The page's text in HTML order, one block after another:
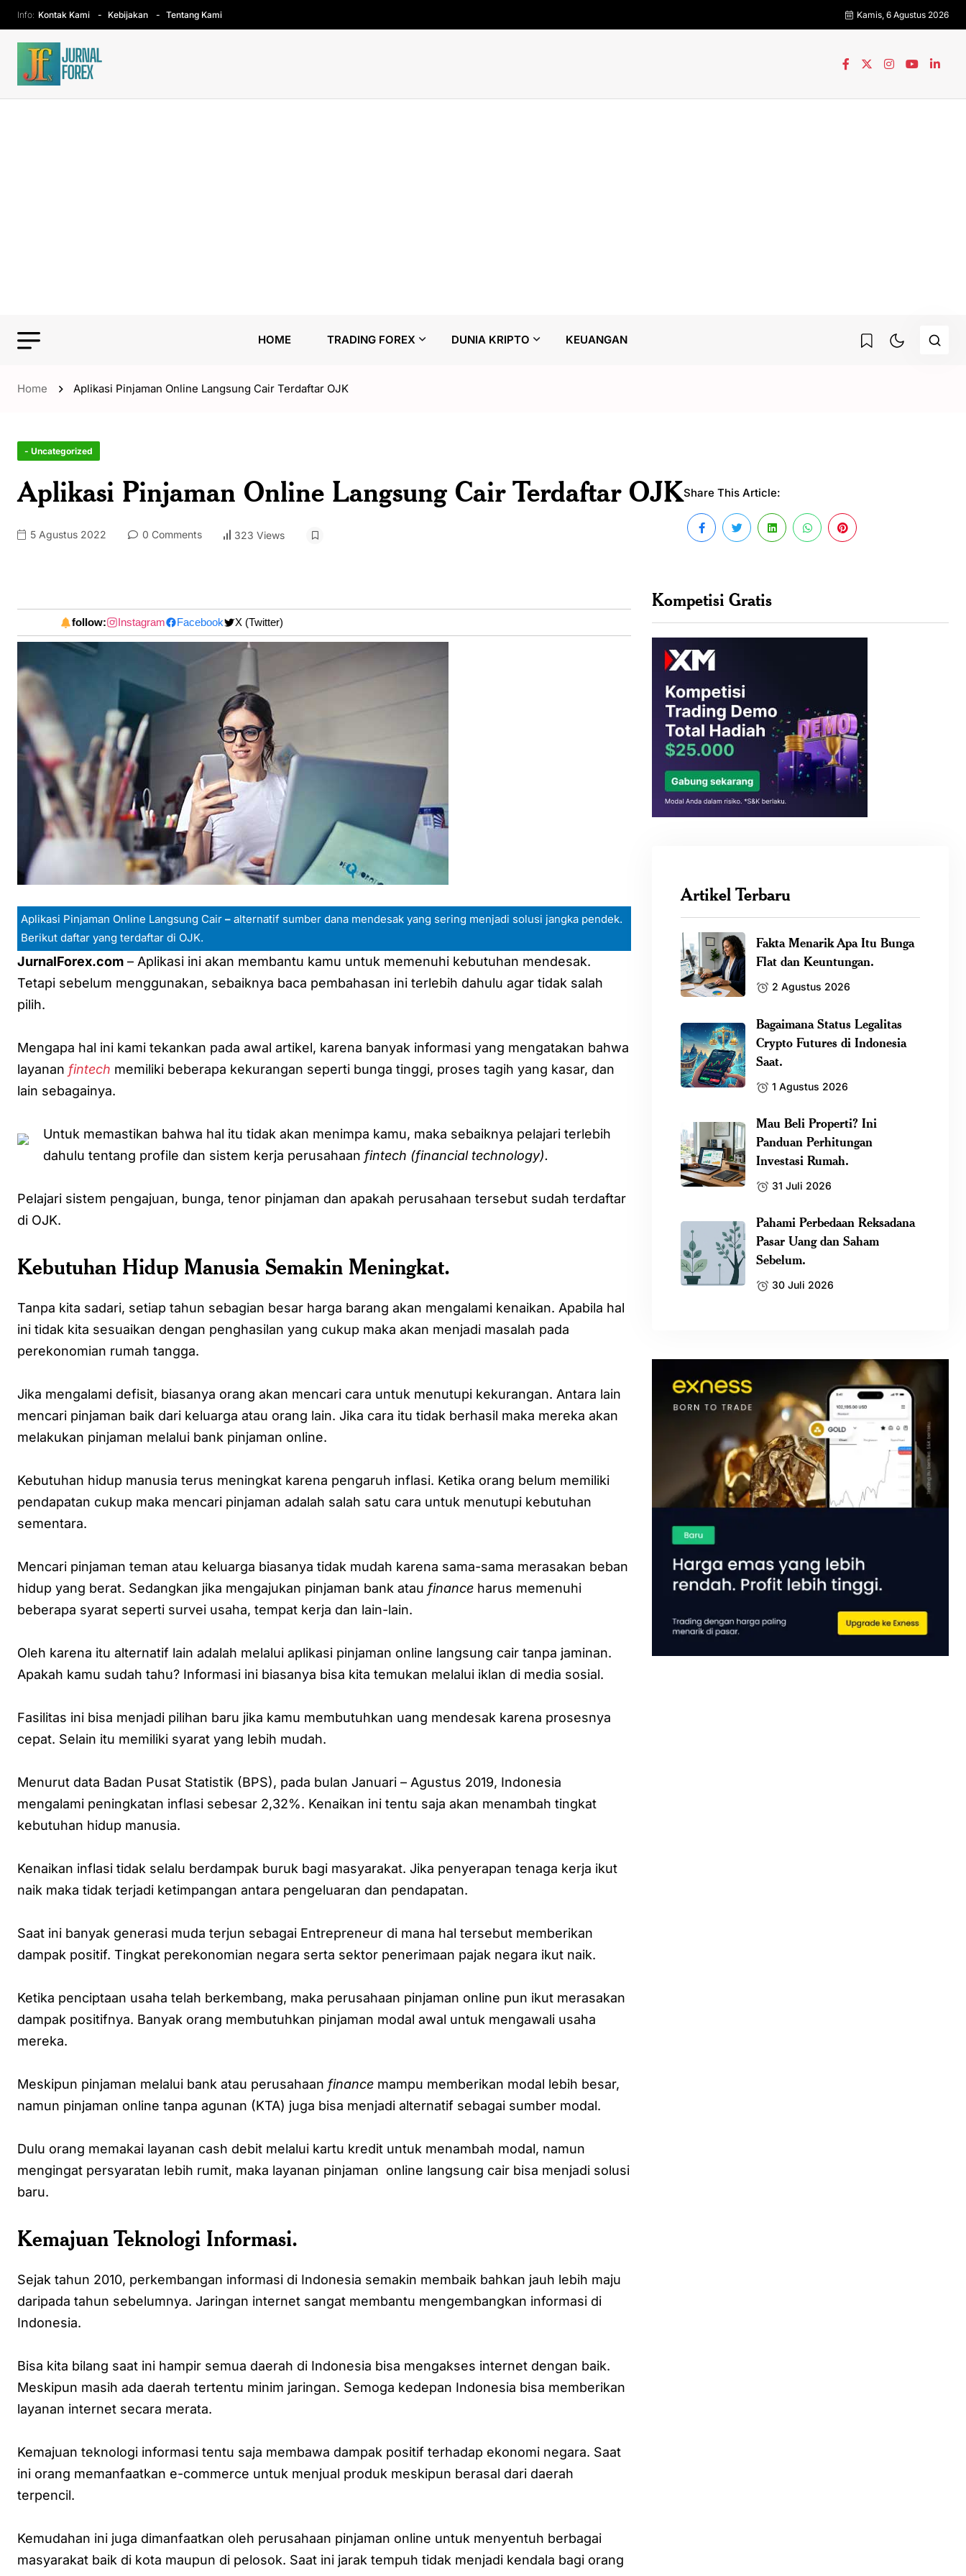
Info: Kontak Kami Kebijakan Tentang Kami Kamis, 6 Agustus 2026
HOME TRADING FOREX DUNIA KRIPTO KEUANGAN
Home Aplikasi Pinjaman Online Langsung Cair Terdaftar OJK
- Uncategorized
Aplikasi Pinjaman Online Langsung Cair Terdaftar OJK
5 Agustus 2022 0 Comments 323 Views
Share This Article:
follow: Instagram Facebook X (Twitter)
Aplikasi Pinjaman Online Langsung Cair – alternatif sumber dana mendesak yang sering menjadi solusi jangka pendek.
Berikut daftar yang terdaftar di OJK.
JurnalForex.com – Aplikasi ini akan membantu kamu untuk memenuhi kebutuhan mendesak.
Tetapi sebelum menggunakan, sebaiknya baca pembahasan ini terlebih dahulu agar tidak salah
pilih.
Mengapa hal ini kami tekankan pada awal artikel, karena banyak informasi yang mengatakan bahwa
layanan fintech memiliki beberapa kekurangan seperti bunga tinggi, proses tagih yang kasar, dan
lain sebagainya.
Untuk memastikan bahwa hal itu tidak akan menimpa kamu, maka sebaiknya pelajari terlebih
dahulu tentang profile dan sistem kerja perusahaan fintech (financial technology).
Pelajari sistem pengajuan, bunga, tenor pinjaman dan apakah perusahaan tersebut sudah terdaftar
di OJK.
Kebutuhan Hidup Manusia Semakin Meningkat.
Tanpa kita sadari, setiap tahun sebagian besar harga barang akan mengalami kenaikan. Apabila hal
ini tidak kita sesuaikan dengan penghasilan yang cukup maka akan menjadi masalah pada
perekonomian rumah tangga.
Jika mengalami defisit, biasanya orang akan mencari cara untuk menutupi kekurangan. Antara lain
mencari pinjaman baik dari keluarga atau orang lain. Jika cara itu tidak berhasil maka mereka akan
melakukan pinjaman melalui bank pinjaman online.
Kebutuhan hidup manusia terus meningkat karena pengaruh inflasi. Ketika orang belum memiliki
pendapatan cukup maka mencari pinjaman adalah salah satu cara untuk menutupi kebutuhan
sementara.
Mencari pinjaman teman atau keluarga biasanya tidak mudah karena sama-sama merasakan beban
hidup yang berat. Sedangkan jika mengajukan pinjaman bank atau finance harus memenuhi
beberapa syarat seperti survei usaha, tempat kerja dan lain-lain.
Oleh karena itu alternatif lain adalah melalui aplikasi pinjaman online langsung cair tanpa jaminan.
Apakah kamu sudah tahu? Informasi ini biasanya bisa kita temukan melalui iklan di media sosial.
Fasilitas ini bisa menjadi pilihan baru jika kamu membutuhkan uang mendesak karena prosesnya
cepat. Selain itu memiliki syarat yang lebih mudah.
Menurut data Badan Pusat Statistik (BPS), pada bulan Januari – Agustus 2019, Indonesia
mengalami peningkatan inflasi sebesar 2,32%. Kenaikan ini tentu saja akan menambah tingkat
kebutuhan hidup manusia.
Kenaikan inflasi tidak selalu berdampak buruk bagi masyarakat. Jika penyerapan tenaga kerja ikut
naik maka tidak terjadi ketimpangan antara pengeluaran dan pendapatan.
Saat ini banyak generasi muda terjun sebagai Entrepreneur di mana hal tersebut memberikan
dampak positif. Tingkat perekonomian negara serta sektor penerimaan pajak negara ikut naik.
Ketika penciptaan usaha telah berkembang, maka perusahaan pinjaman online pun ikut merasakan
dampak positifnya. Banyak orang membutuhkan pinjaman modal awal untuk mengawali usaha
mereka.
Meskipun pinjaman melalui bank atau perusahaan finance mampu memberikan modal lebih besar,
namun pinjaman online tanpa agunan (KTA) juga bisa menjadi alternatif sebagai sumber modal.
Dulu orang memakai layanan cash debit melalui kartu kredit untuk menambah modal, namun
mengingat persyaratan lebih rumit, maka layanan pinjaman online langsung cair bisa menjadi solusi
baru.
Kemajuan Teknologi Informasi.
Sejak tahun 2010, perkembangan informasi di Indonesia semakin membaik bahkan jauh lebih maju
daripada tahun sebelumnya. Jaringan internet sangat membantu mengembangkan informasi di
Indonesia.
Bisa kita bilang saat ini hampir semua daerah di Indonesia bisa mengakses internet dengan baik.
Meskipun masih ada daerah tertentu minim jaringan. Semoga kedepan Indonesia bisa memberikan
layanan internet secara merata.
Kemajuan teknologi informasi tentu saja membawa dampak positif terhadap ekonomi negara. Saat
ini orang memanfaatkan e-commerce untuk menjual produk meskipun berasal dari daerah
terpencil.
Kemudahan ini juga dimanfaatkan oleh perusahaan pinjaman online untuk menyentuh berbagai
masyarakat baik di kota maupun di pelosok. Saat ini jarak tempuh tidak menjadi kendala bagi orang
Kompetisi Gratis
Artikel Terbaru
Fakta Menarik Apa Itu Bunga
Flat dan Keuntungan.
2 Agustus 2026
Bagaimana Status Legalitas
Crypto Futures di Indonesia
Saat.
1 Agustus 2026
Mau Beli Properti? Ini
Panduan Perhitungan
Investasi Rumah.
31 Juli 2026
Pahami Perbedaan Reksadana
Pasar Uang dan Saham
Sebelum.
30 Juli 2026